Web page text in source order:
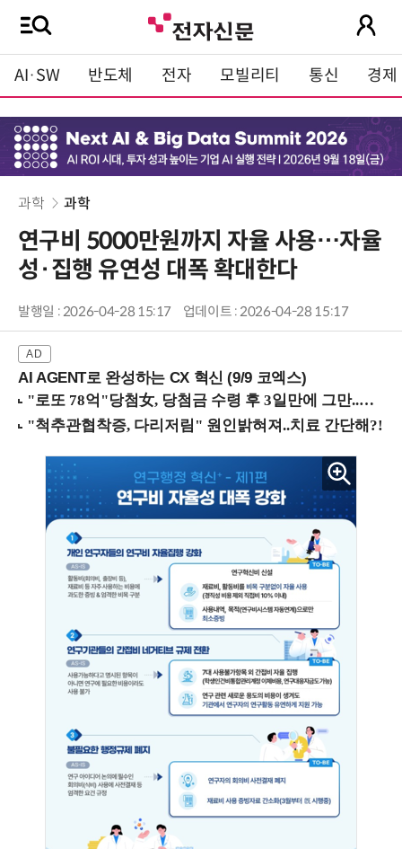
AI·SW 반도체 전자 모빌리티 통신 경제
과학 과학
연구비 5000만원까지 자율 사용…자율
성·집행 유연성 대폭 확대한다
발행일 : 2026-04-28 15:17 업데이트 : 2026-04-28 15:17
AI AGENT로 완성하는 CX 혁신 (9/9 코엑스)